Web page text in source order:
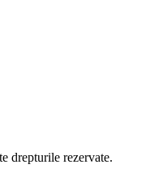
drepturile rezervate.